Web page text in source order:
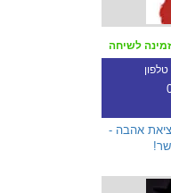
לשיחה
אהבה -